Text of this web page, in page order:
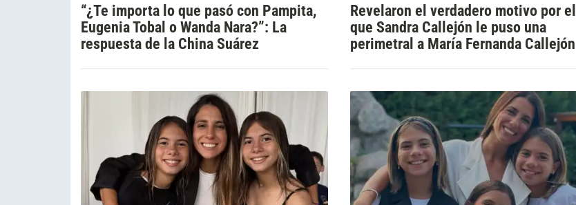
“¿Te importa lo que pasó con Pampita,
Eugenia Tobal o Wanda Nara?”: La
respuesta de la China Suárez
Revelaron el verdadero motivo por el
que Sandra Callejón le puso una
perimetral a María Fernanda Callejón